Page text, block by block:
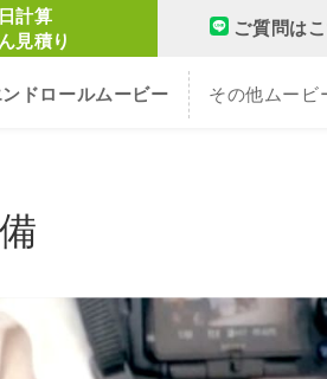
計算
見積り
ご質問は
ンドロールムービー その他ムービ